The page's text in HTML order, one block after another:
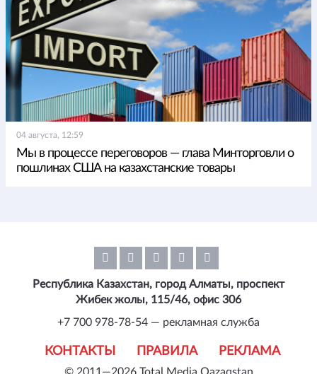
04 августа, 12:59
Мы в процессе переговоров — глава Минторговли о
пошлинах США на казахстанские товары
КОНТАКТЫ ПРАВИЛА РЕКЛАМА
Республика Казахстан, город Алматы, проспект
Жибек жолы, 115/46, офис 306
+7 700 978-78-54 — рекламная служба